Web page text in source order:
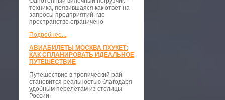
техника, появившаяся как ответ на
запросы предприятий, где
пространство ограничено
Подробнее...
АВИАБИЛЕТЫ МОСКВА ПХУКЕТ:
КАК СПЛАНИРОВАТЬ ИДЕАЛЬНОЕ
ПУТЕШЕСТВИЕ
Путешествие в тропический рай
становится реальностью благодаря
удобным перелётам из столицы
России.